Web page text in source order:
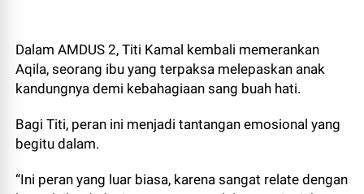
Dalam AMDUS 2, Titi Kamal kembali memerankan
Aqila, seorang ibu yang terpaksa melepaskan anak
kandungnya demi kebahagiaan sang buah hati.
Bagi Titi, peran ini menjadi tantangan emosional yang
begitu dalam.
“Ini peran yang luar biasa, karena sangat relate dengan